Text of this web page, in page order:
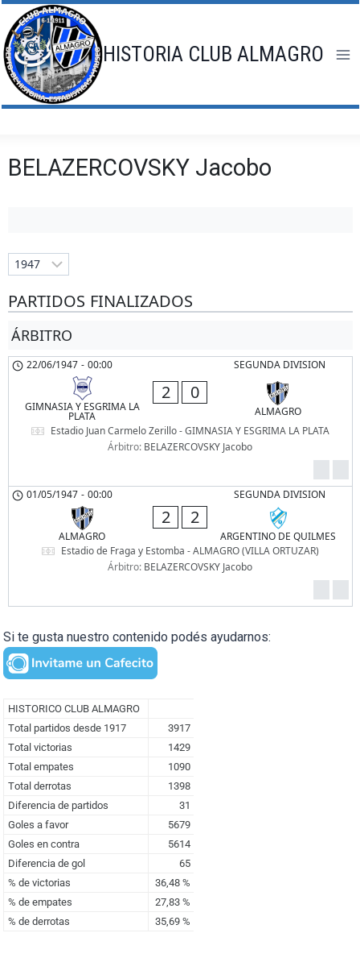
Saltar
al
contenido
HISTORIA CLUB ALMAGRO
BELAZERCOVSKY Jacobo
PARTIDOS FINALIZADOS
ÁRBITRO
SEGUNDA DIVISION
22/06/1947 - 00:00
GIMNASIA Y ESGRIMA LA
PLATA
2 0
ALMAGRO
Estadio Juan Carmelo Zerillo - GIMNASIA Y ESGRIMA LA PLATA
Árbitro: BELAZERCOVSKY Jacobo
SEGUNDA DIVISION
01/05/1947 - 00:00
ALMAGRO
2 2
ARGENTINO DE QUILMES
Estadio de Fraga y Estomba - ALMAGRO (VILLA ORTUZAR)
Árbitro: BELAZERCOVSKY Jacobo
Si te gusta nuestro contenido podés ayudarnos: